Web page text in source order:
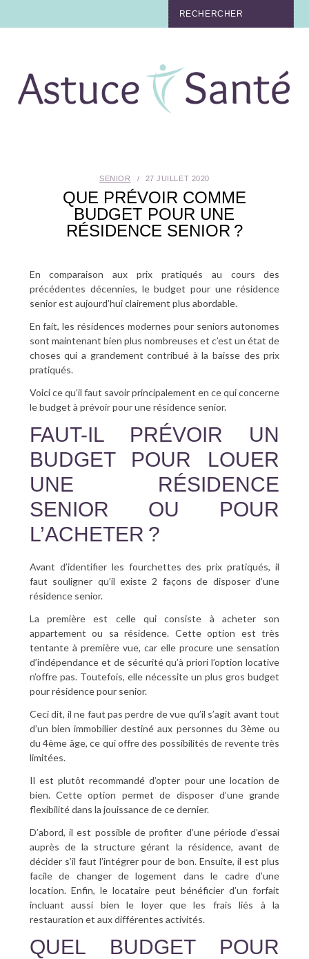
TABAC
BIEN-ÊTRE
SANTÉ BUCCO-DENTAIRE
SEXUALITÉ
SENIOR
CONTACT
SENIOR 27 JUILLET 2020
QUE PRÉVOIR COMME
BUDGET POUR UNE
RÉSIDENCE SENIOR ?
En comparaison aux prix pratiqués au cours des
précédentes décennies, le budget pour une résidence
senior est aujourd’hui clairement plus abordable.
En fait, les résidences modernes pour seniors autonomes
sont maintenant bien plus nombreuses et c’est un état de
choses qui a grandement contribué à la baisse des prix
pratiqués.
Voici ce qu’il faut savoir principalement en ce qui concerne
le budget à prévoir pour une résidence senior.
FAUT-IL PRÉVOIR UN
BUDGET POUR LOUER
UNE RÉSIDENCE
SENIOR OU POUR
L’ACHETER ?
Avant d’identifier les fourchettes des prix pratiqués, il
faut souligner qu’il existe 2 façons de disposer d’une
résidence senior.
La première est celle qui consiste à acheter son
appartement ou sa résidence. Cette option est très
tentante à première vue, car elle procure une sensation
d’indépendance et de sécurité qu’à priori l’option locative
n’offre pas. Toutefois, elle nécessite un plus gros budget
pour résidence pour senior.
Ceci dit, il ne faut pas perdre de vue qu’il s’agit avant tout
d’un bien immobilier destiné aux personnes du 3ème ou
du 4ème âge, ce qui offre des possibilités de revente très
limitées.
Il est plutôt recommandé d’opter pour une location de
bien. Cette option permet de disposer d’une grande
flexibilité dans la jouissance de ce dernier.
D’abord, il est possible de profiter d’une période d’essai
auprès de la structure gérant la résidence, avant de
décider s’il faut l’intégrer pour de bon. Ensuite, il est plus
facile de changer de logement dans le cadre d’une
location. Enfin, le locataire peut bénéficier d’un forfait
incluant aussi bien le loyer que les frais liés à la
restauration et aux différentes activités.
QUEL BUDGET POUR